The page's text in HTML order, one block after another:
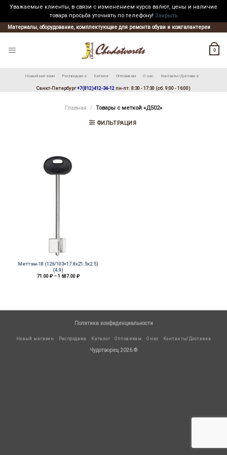
Уважаемые клиенты, в связи с изменением курса валют, цены и наличие
товара просьба уточнять по телефону! Закрыть
Skip
to
Материалы, оборудование, комплектующие для ремонта обуви и кожгалантереи
0
Новый магазин Распродажа Каталог Оптовикам О нас Контакты/Доставка
Санкт-Петербург+7(812)412-34-12 пн-пт. 8:30 - 17:30 (сб. 9:00 - 16:00)
Главная / Товары с меткой «Д502»
ФИЛЬТРАЦИЯ
Меттэм-18 (126/103×17.8х21.5х2.5)
(4.9)
71.00₽ – 1 687.00₽Диапазон
Политика конфиденциальности
Новый магазин Распродажа Каталог Оптовикам О нас Контакты/Доставка
Чудотворец 2026 ©